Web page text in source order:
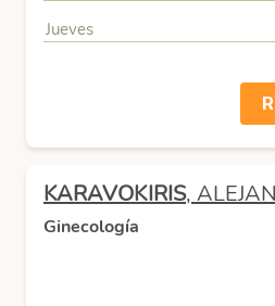
Jueves
KARAVOKIRIS,
Ginecología